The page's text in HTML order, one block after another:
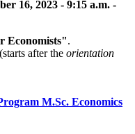
16, 2023 - 9:15 a.m. -
Economists".
(starts after the orientation
M.Sc. Economics